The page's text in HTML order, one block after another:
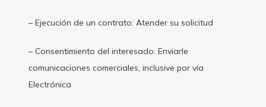
– Ejecución de un contrato: Atender su solicitud
– Consentimiento del interesado: Enviarle
comunicaciones comerciales, inclusive por vía
Electrónica